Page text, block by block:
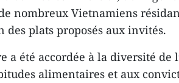
nombreux Vietnamiens
plats proposés aux invités.
a été accordée à la diversité de
alimentaires et aux